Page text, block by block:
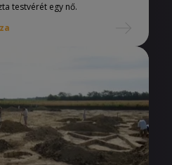
testvérét egy nő.